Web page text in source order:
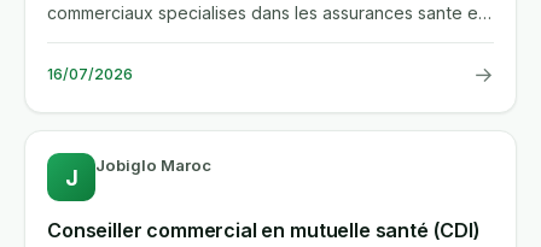
commerciaux specialises dans les assurances sante et
prevoyance pour rejoindre...
16/07/2026 →
J Jobiglo Maroc
Conseiller commercial en mutuelle santé (CDI)